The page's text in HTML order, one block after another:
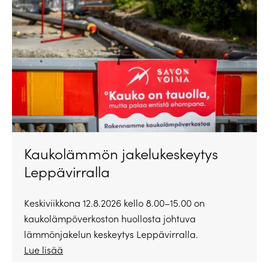
Kaukolämmön jakelukeskeytys
Leppävirralla
Keskiviikkona 12.8.2026 kello 8.00–15.00 on
kaukolämpöverkoston huollosta johtuva
lämmönjakelun keskeytys Leppävirralla.
Lue lisää